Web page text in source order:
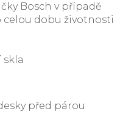
Bosch v případě
celou dobu životnosti
skla
před párou